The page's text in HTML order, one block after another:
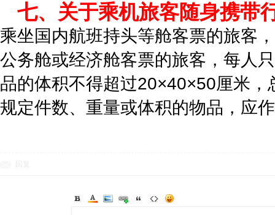
七、关于乘机旅客随身携带
乘坐国内航班持头等舱客票的旅客
公务舱或经济舱客票的旅客，每人
品的体积不得超过20×40×50厘米
规定件数、重量或体积的物品，应